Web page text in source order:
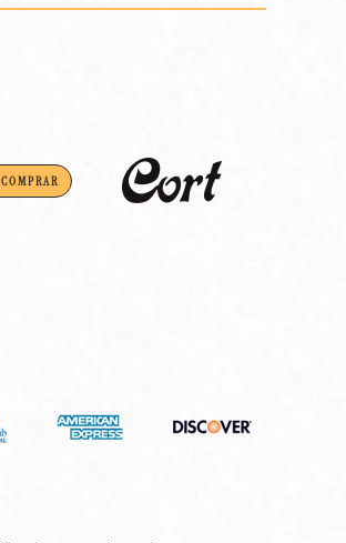
COMPRAR